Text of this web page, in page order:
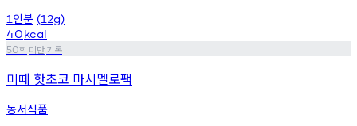
1 인분 (12g)
40kcal
50회 미만기록
미떼 핫초코 마시멜로팩
동서식품